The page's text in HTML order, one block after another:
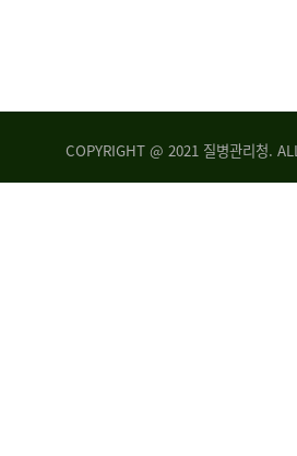
COPYRIGHT @ 2021 질병관리청.